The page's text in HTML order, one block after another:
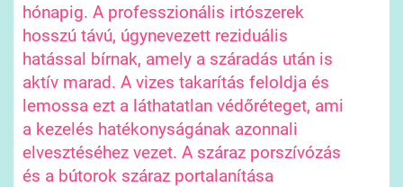
hónapig. A professzionális irtószerek
hosszú távú, úgynevezett reziduális
hatással bírnak, amely a száradás után is
aktív marad. A vizes takarítás feloldja és
lemossa ezt a láthatatlan védőréteget, ami
a kezelés hatékonyságának azonnali
elvesztéséhez vezet. A száraz porszívózás
és a bútorok száraz portalanítása